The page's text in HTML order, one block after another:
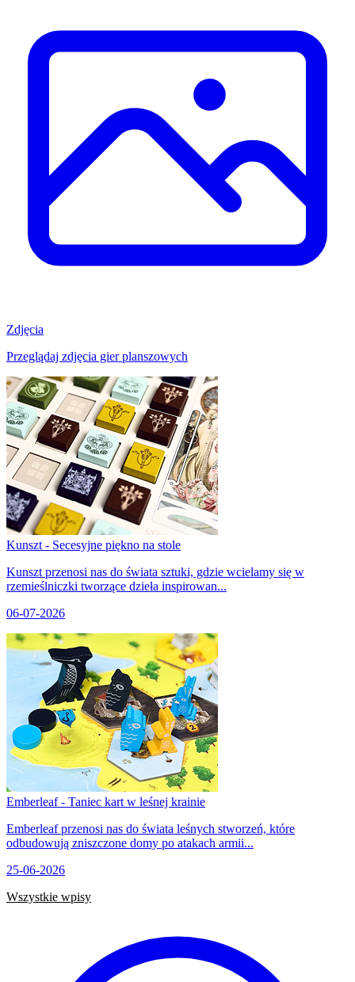
Zdjęcia
Przeglądaj zdjęcia gier planszowych
Kunszt - Secesyjne piękno na stole
Kunszt przenosi nas do świata sztuki, gdzie wcielamy się w
rzemieślniczki tworzące dzieła inspirowan...
06-07-2026
Emberleaf - Taniec kart w leśnej krainie
Emberleaf przenosi nas do świata leśnych stworzeń, które
odbudowują zniszczone domy po atakach armii...
25-06-2026
Wszystkie wpisy